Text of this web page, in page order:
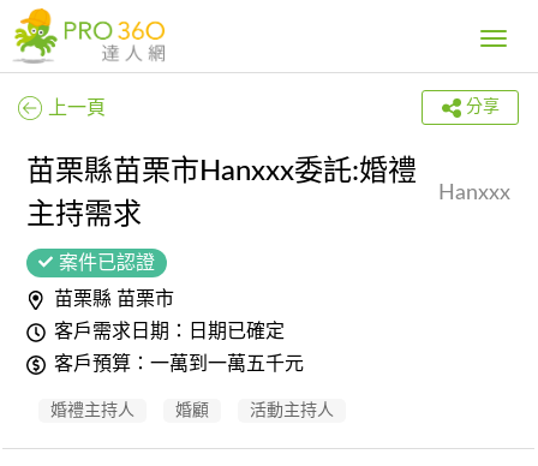
Toggle
上一頁 分享
苗栗縣苗栗市Hanxxx委託:婚禮
主持需求
Hanxxx
案件已認證
苗栗縣 苗栗市
客戶需求日期：日期已確定
客戶預算：一萬到一萬五千元
婚禮主持人 婚顧 活動主持人